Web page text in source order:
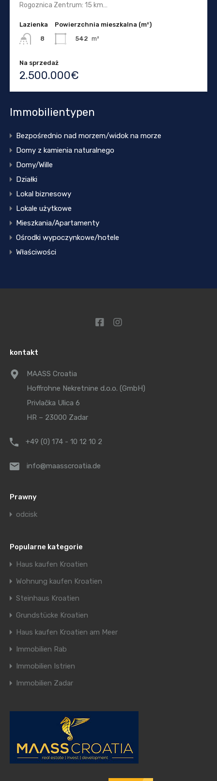
Rogoznica Zentrum: 15 km…
Lazienka
8
Powierzchnia mieszkalna (m²)
542 m²
Na sprzedaż
2.500.000€
Immobilientypen
Bezpośrednio nad morzem/widok na morze
Domy z kamienia naturalnego
Domy/Wille
Działki
Lokal biznesowy
Lokale użytkowe
Mieszkania/Apartamenty
Ośrodki wypoczynkowe/hotele
Właściwości
kontakt
MAASS Croatia
Hoffrohne Nekretnine d.o.o. (GmbH)
Privlačka Ulica 6
HR – 23000 Zadar
+49 (0) 174 - 10 12 10 2
info@maasscroatia.de
Prawny
odcisk
Popularne kategorie
Haus kaufen Kroatien
Wohnung kaufen Kroatien
Steinhaus Kroatien
Grundstücke Kroatien
Haus kaufen Kroatien am Meer
Immobilien Rab
Immobilien Istrien
Immobilien Zadar